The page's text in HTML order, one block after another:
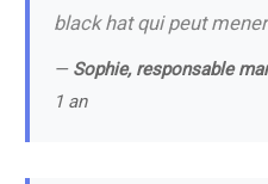
black hat qui peut
— Sophie, responsable
1 an